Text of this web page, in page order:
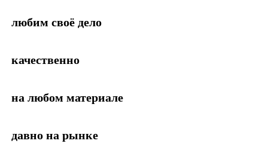
любим своё дело
качественно
на любом материале
давно на рынке